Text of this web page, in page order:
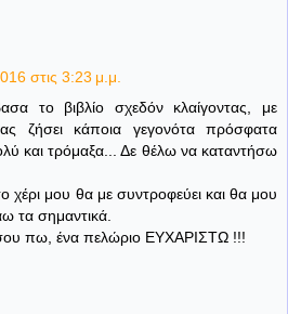
στις 3:23 μ.μ.
το βιβλίο σχεδόν κλαίγοντας, με
ζήσει κάποια γεγονότα πρόσφατα
και τρόμαξα... Δε θέλω να καταντήσω
χέρι μου θα με συντροφεύει και θα μου
τα σημαντικά.
πω, ένα πελώριο ΕΥΧΑΡΙΣΤΩ !!!